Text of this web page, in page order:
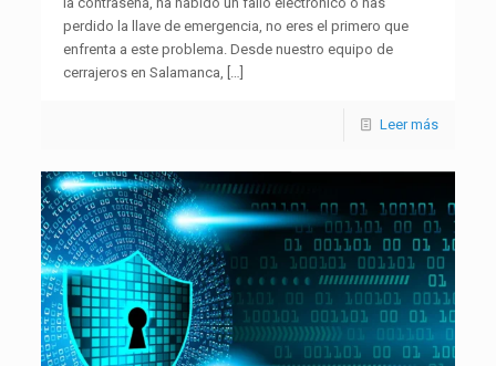
perdido la llave de emergencia, no eres el primero que
enfrenta a este problema. Desde nuestro equipo de
cerrajeros en Salamanca, […]
Leer más